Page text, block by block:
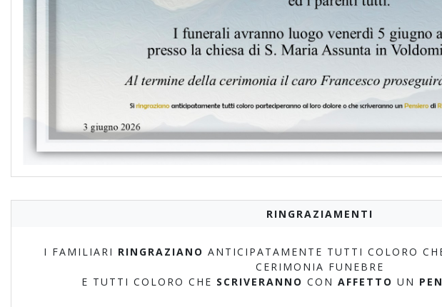
RINGRAZIAMENTI
I FAMILIARI RINGRAZIANO ANTICIPATAMENTE TUTTI COLORO
CERIMONIA FUNEBRE
E TUTTI COLORO CHE SCRIVERANNO CON AFFETTO UN